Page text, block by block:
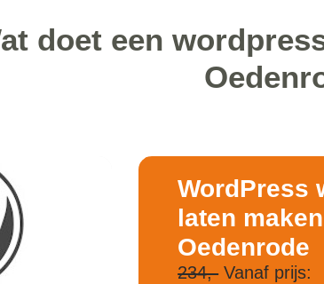
doet een
WordPress
laten
Oedenrode
234,-Vanaf prijs: